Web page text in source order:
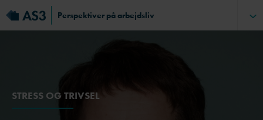
Perspektiver på arbejdsliv
STRESS OG TRIVSEL